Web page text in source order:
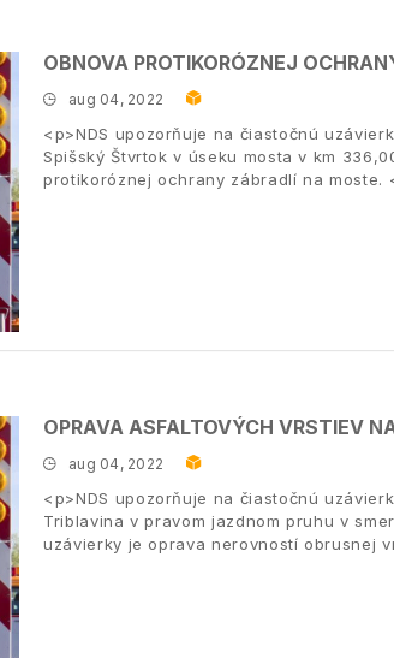
OBNOVA PROTIKORÓZNEJ
aug 04, 2022
<p>NDS upozorňuje na čiastočnú
Spišský Štvrtok v úseku mosta v km
protikoróznej ochrany zábradlí na moste.
OPRAVA ASFALTOVÝCH VRSTIEV
aug 04, 2022
<p>NDS upozorňuje na čiastočnú
Triblavina v pravom jazdnom pruhu v
uzávierky je oprava nerovností obrusnej